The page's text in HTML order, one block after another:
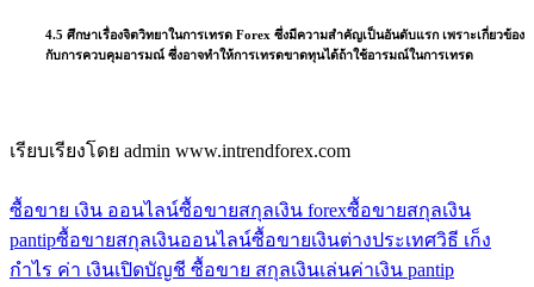
4.5 ศึกษาเรื่องจิตวิทยาในการเทรด Forex ซึ่งมีความสำคัญเป็นอันดับแรก เพราะเกี่ยวข้อง
กับการควบคุมอารมณ์ ซึ่งอาจทำให้การเทรดขาดทุนได้ถ้าใช้อารมณ์ในการเทรด
เรียบเรียงโดย admin www.intrendforex.com
ซื้อขาย เงิน ออนไลน์ซื้อขายสกุลเงิน forexซื้อขายสกุลเงิน
pantipซื้อขายสกุลเงินออนไลน์ซื้อขายเงินต่างประเทศวิธี เก็ง
กำไร ค่า เงินเปิดบัญชี ซื้อขาย สกุลเงินเล่นค่าเงิน pantip